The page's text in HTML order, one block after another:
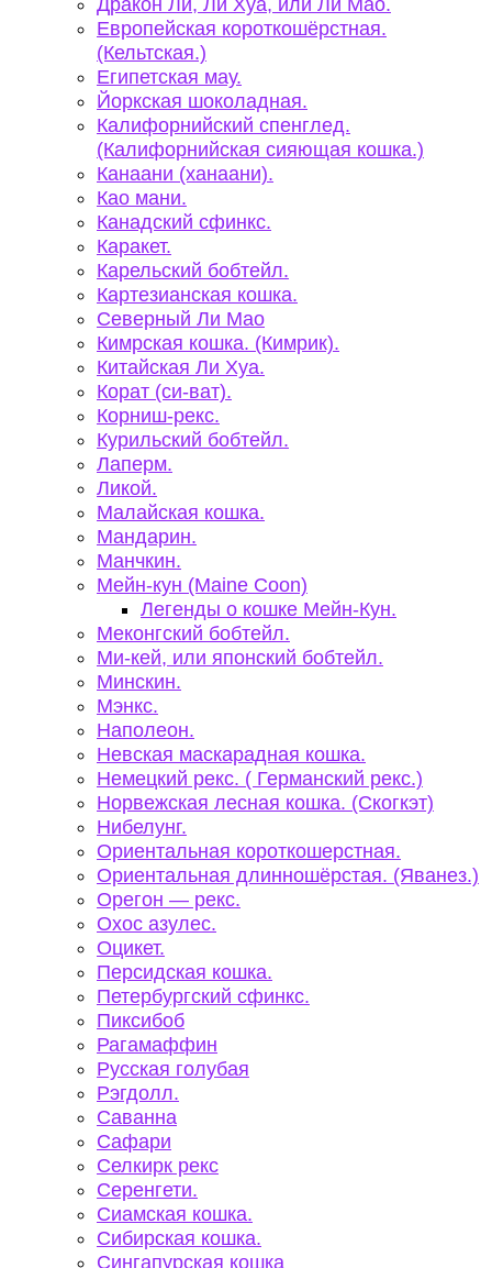
Дракон Ли, Ли Хуа, или Ли Мао.
Европейская короткошёрстная.
(Кельтская.)
Египетская мау.
Йоркская шоколадная.
Калифорнийский спенглед.
(Калифорнийская сияющая кошка.)
Канаани (ханаани).
Као мани.
Канадский сфинкс.
Каракет.
Карельский бобтейл.
Картезианская кошка.
Северный Ли Мао
Кимрская кошка. (Кимрик).
Китайская Ли Хуа.
Корат (си-ват).
Корниш-рекс.
Курильский бобтейл.
Лаперм.
Ликой.
Малайская кошка.
Мандарин.
Манчкин.
Мейн-кун (Maine Coon)
Легенды о кошке Мейн-Кун.
Меконгский бобтейл.
Ми-кей, или японский бобтейл.
Минскин.
Мэнкс.
Наполеон.
Невская маскарадная кошка.
Немецкий рекс. ( Германский рекс.)
Норвежская лесная кошка. (Скогкэт)
Нибелунг.
Ориентальная короткошерстная.
Ориентальная длинношёрстая. (Яванез.)
Орегон — рекс.
Охос азулес.
Оцикет.
Персидская кошка.
Петербургский сфинкс.
Пиксибоб
Рагамаффин
Русская голубая
Рэгдолл.
Саванна
Сафари
Селкирк рекс
Серенгети.
Сиамская кошка.
Сибирская кошка.
Сингапурская кошка